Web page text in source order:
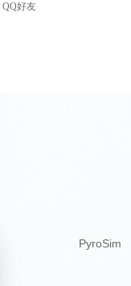
QQ好友
PyroSim